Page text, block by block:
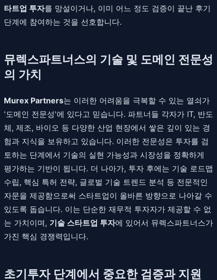
타트업 투자를 망설이거나, 이미 어느 정도 검증이 끝난 후기
단계에 참여하는 것을 선호합니다.
뮤렉스파트너스의 기술 및 도메인 전문성
의 가치
Murex Partners는 이러한 어려움을 극복할 수 있는 열쇠가
'도메인 전문성'에 있다고 믿습니다. 파트너들 각자가 IT, 반도
체, 제조, 바이오 등 다양한 산업 현장에서 쌓은 깊이 있는 경
험과 지식을 보유하고 있습니다. 이러한 전문성은 투자를 검
토하는 단계에서 기술의 실현 가능성과 시장성을 정확하게
평가하는 기반이 됩니다. 더 나아가, 투자 후에는 기술 로드맵
수립, 핵심 특허 전략, 글로벌 기술 트렌드 분석 등 전문적인
자문을 제공함으로써 스타트업이 올바른 방향으로 나아갈 수
있도록 돕습니다. 이는 단순한 재무적 투자자가 제공할 수 없
는 가치이며, 기술 스타트업 투자에 있어서 뮤렉스파트너스가
가진 핵심 경쟁력입니다.
초기투자 단계에서 중요한 검증과 지원